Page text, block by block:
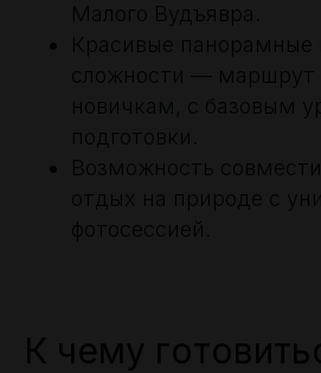
Малого Вудъявра.
Красивые панорамные
сложности — маршрут
новичкам, с базовым
подготовки.
Возможность
отдых на природе с
фотосессией.
К чему